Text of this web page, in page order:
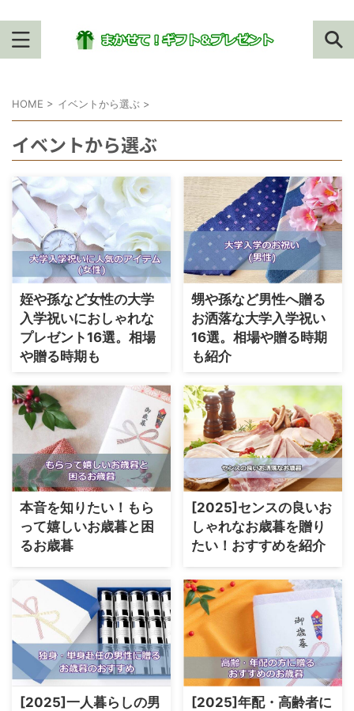
HOME > イベントから選ぶ >
イベントから選ぶ
姪や孫など女性の大学
入学祝いにおしゃれな
プレゼント16選。相場
や贈る時期も
甥や孫など男性へ贈る
お洒落な大学入学祝い
16選。相場や贈る時期
も紹介
本音を知りたい！もら
って嬉しいお歳暮と困
るお歳暮
[2025]センスの良いお
しゃれなお歳暮を贈り
たい！おすすめを紹介
[2025]一人暮らしの男
[2025]年配・高齢者に